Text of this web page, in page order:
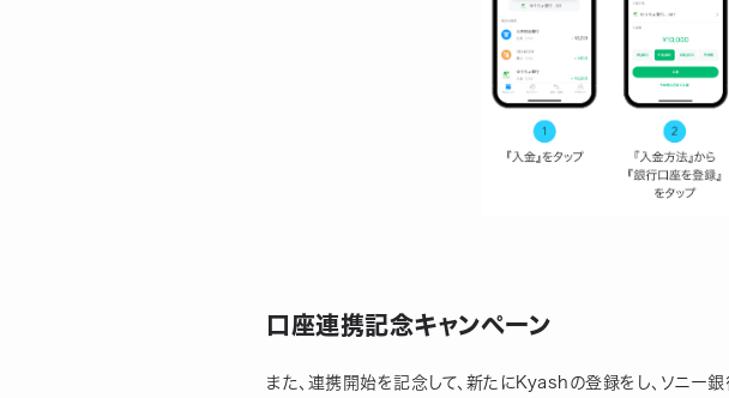
口座連携記念キャンペーン
また、連携開始を記念して、新たにKyashの登録をし、ソニ